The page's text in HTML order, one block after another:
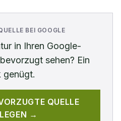
BEI GOOGLE
in Ihren Google-
sehen? Ein
genügt.
QUELLE
→